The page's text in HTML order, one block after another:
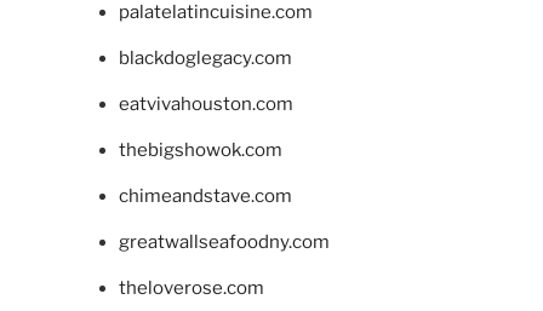
palatelatincuisine.com
blackdoglegacy.com
eatvivahouston.com
thebigshowok.com
chimeandstave.com
greatwallseafoodny.com
theloverose.com